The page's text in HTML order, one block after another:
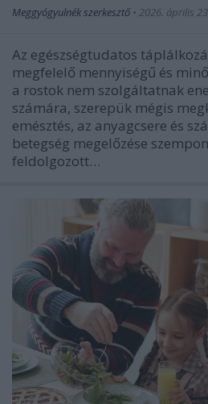
Meggyógyulnék szerkesztő • 2026. április 23.
Az egészségtudatos
megfelelő mennyiségű és
a rostok nem szolgáltatnak
számára, szerepük mégis
emésztés, az anyagcsere és
betegség megelőzése
feldolgozott…